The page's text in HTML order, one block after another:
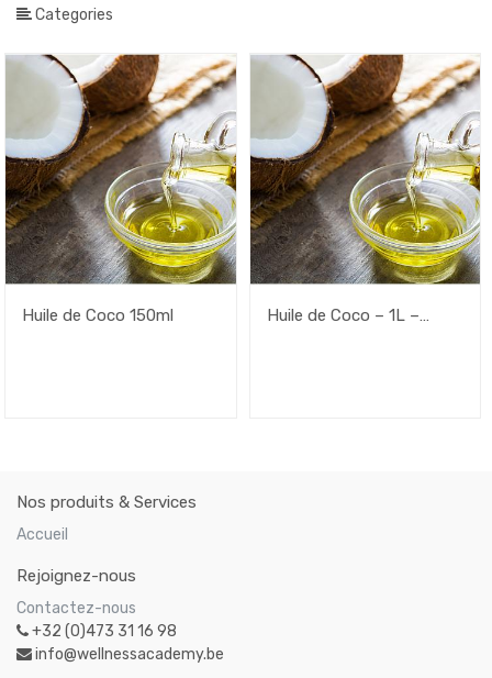
Categories
Huile de Coco 150ml
Huile de Coco – 1L –
Nos produits & Services
Accueil
Rejoignez-nous
Contactez-nous
+32 (0)473 31 16 98
info@wellnessacademy.be